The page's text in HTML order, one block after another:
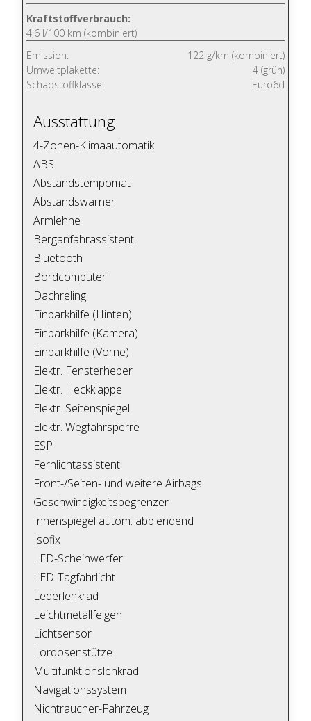
Kraftstoffverbrauch:
4,6 l/100 km (kombiniert)
Emission:
122 g/km (kombiniert)
Umweltplakette:
4 (grün)
Schadstoffklasse:
Euro6d
Ausstattung
4-Zonen-Klimaautomatik
ABS
Abstandstempomat
Abstandswarner
Armlehne
Berganfahrassistent
Bluetooth
Bordcomputer
Dachreling
Einparkhilfe (Hinten)
Einparkhilfe (Kamera)
Einparkhilfe (Vorne)
Elektr. Fensterheber
Elektr. Heckklappe
Elektr. Seitenspiegel
Elektr. Wegfahrsperre
ESP
Fernlichtassistent
Front-/Seiten- und weitere Airbags
Geschwindigkeitsbegrenzer
Innenspiegel autom. abblendend
Isofix
LED-Scheinwerfer
LED-Tagfahrlicht
Lederlenkrad
Leichtmetallfelgen
Lichtsensor
Lordosenstütze
Multifunktionslenkrad
Navigationssystem
Nichtraucher-Fahrzeug